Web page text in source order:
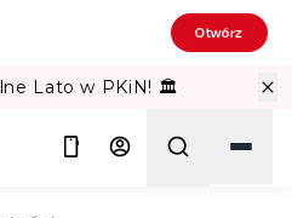
Otwórz
Lato w PKiN! 🏛️